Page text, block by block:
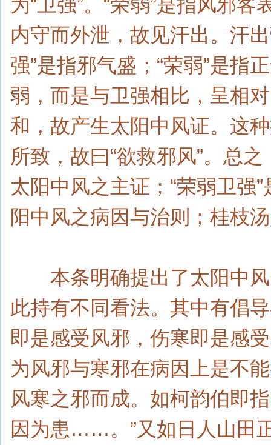
为“卫强”。“荣弱”是指风邪
内守而外泄，故见汗出。汗
强”是指邪气盛；“荣弱”是指
弱，而是与卫强相比，呈相
和，故产生太阳中风证。这
所致，故曰“欲救邪风”。总
太阳中风之主证；“荣弱卫强
阳中风之病因与治则；桂枝
本条明确提出了太阳中风
此持有不同看法。其中有倡
即是感受风邪，伤寒即是感
为风邪与寒邪在病因上是不
风寒之邪而成。如柯韵伯即
因为患……。”又如日人山田